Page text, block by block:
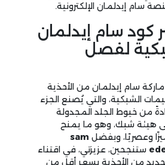
سام إيدلمان الإلكترونية.
كود سام إيدلمان
لفصل
ماركة سام إيدلمان من الأحذية
الشبكية، والتي يُصنع الجزء
من خيوط الجلد المجدولة
هيئة شبك، وهو ما يمنح
وعصريًا، وبفضل sam
ستنجحين، عزيزتي، في اقتناء
من الأحذية بسعر أقل من